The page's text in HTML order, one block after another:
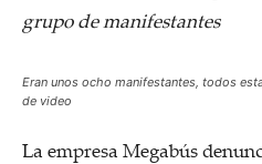
grupo de manifestantes
Eran unos ocho manifestantes, todos
de video
La empresa Megabús